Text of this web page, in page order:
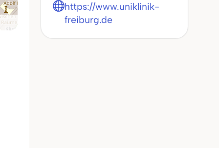
https://www.uniklinik-
freiburg.de